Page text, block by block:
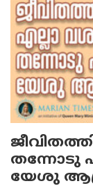
തന്നോടു
യേശു